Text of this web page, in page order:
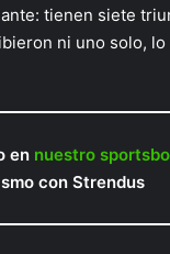
tienen siete
ni uno solo,
ennuestro
con Strendus